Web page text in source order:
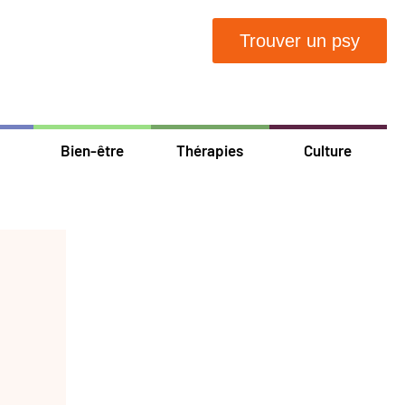
Trouver un psy
Bien-être Thérapies Culture